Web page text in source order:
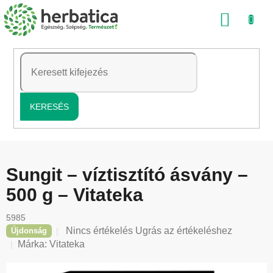
Ugrás
a
tartalomhoz
KERESÉS
Sungit – víztisztító ásvány –
500 g – Vitateka
5985
Újdonság
A
termék
értékelése
Nincs értékelés Ugrás az értékeléshez
Márka: Vitateka